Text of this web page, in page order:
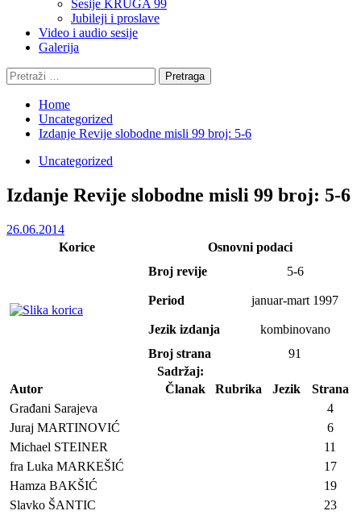
Sesije KRUGA 99
Jubileji i proslave
Video i audio sesije
Galerija
Pretraga:
Home
Uncategorized
Izdanje Revije slobodne misli 99 broj: 5-6
Uncategorized
Izdanje Revije slobodne misli 99 broj: 5-6
26.06.2014
Korice
Osnovni podaci
Broj revije
5-6
Period januar-mart 1997
Jezik izdanja
kombinovano
Broj strana
91
Sadržaj:
Autor
Članak Rubrika Jezik
Strana
Građani Sarajeva
4
Juraj MARTINOVIĆ
6
Michael STEINER
11
fra Luka MARKEŠIĆ
17
Hamza BAKŠIĆ
19
Slavko ŠANTIC
23